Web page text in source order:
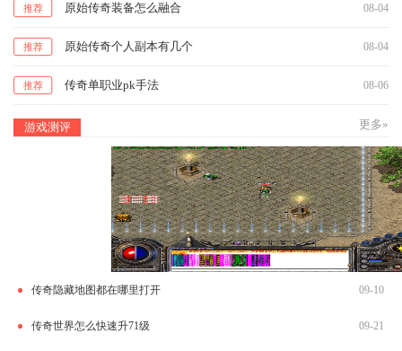
推荐 原始传奇装备怎么融合 08-04
推荐 原始传奇个人副本有几个 08-04
推荐 传奇单职业pk手法 08-06
游戏测评 更多»
传奇隐藏地图都在哪里打开 09-10
传奇世界怎么快速升71级 09-21